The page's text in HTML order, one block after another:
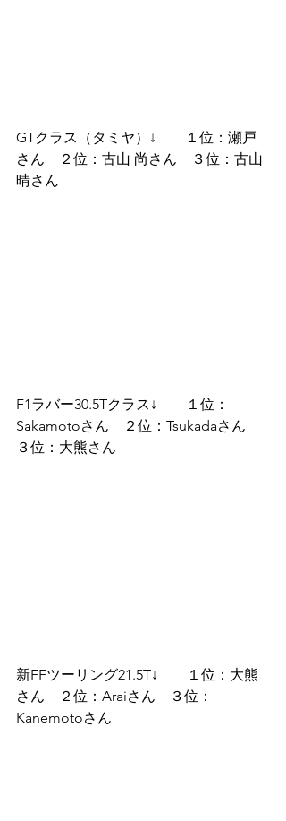
GTクラス（タミヤ）↓　　１位：瀬戸
さん　２位：古山 尚さん　３位：古山
晴さん
F1ラバー30.5Tクラス↓　　１位：
Sakamotoさん　２位：Tsukadaさん
３位：大熊さん
新FFツーリング21.5T↓　　１位：大熊
さん　２位：Araiさん　３位：
Kanemotoさん